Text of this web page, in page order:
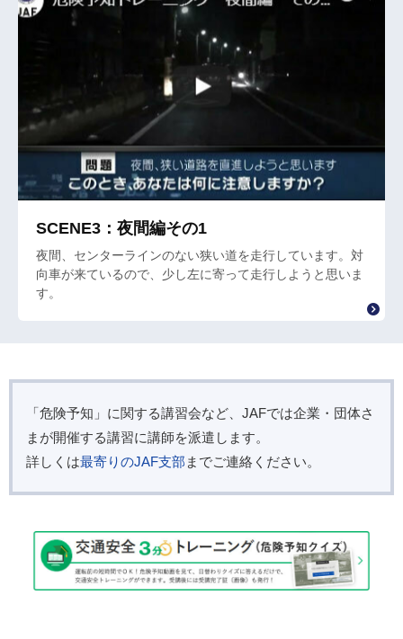
SCENE3：夜間編その1
夜間、センターラインのない狭い道を走行しています。対
向車が来ているので、少し左に寄って走行しようと思いま
す。
「危険予知」に関する講習会など、JAFでは企業・団体さ
まが開催する講習に講師を派遣します。
詳しくは最寄りのJAF支部 までご連絡ください。